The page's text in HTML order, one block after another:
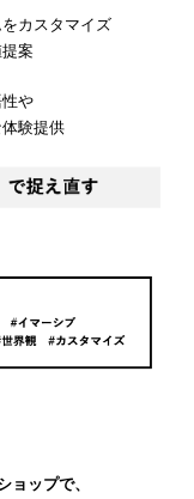
カスタマイズ
案
や
験提供
ョップで、